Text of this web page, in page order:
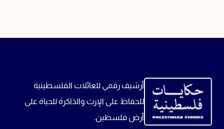
أرشيف رقمي للعائلات الفلسطينية
للحفاظ على الإرث والذاكرة للحياة على
أرض فلسطين.